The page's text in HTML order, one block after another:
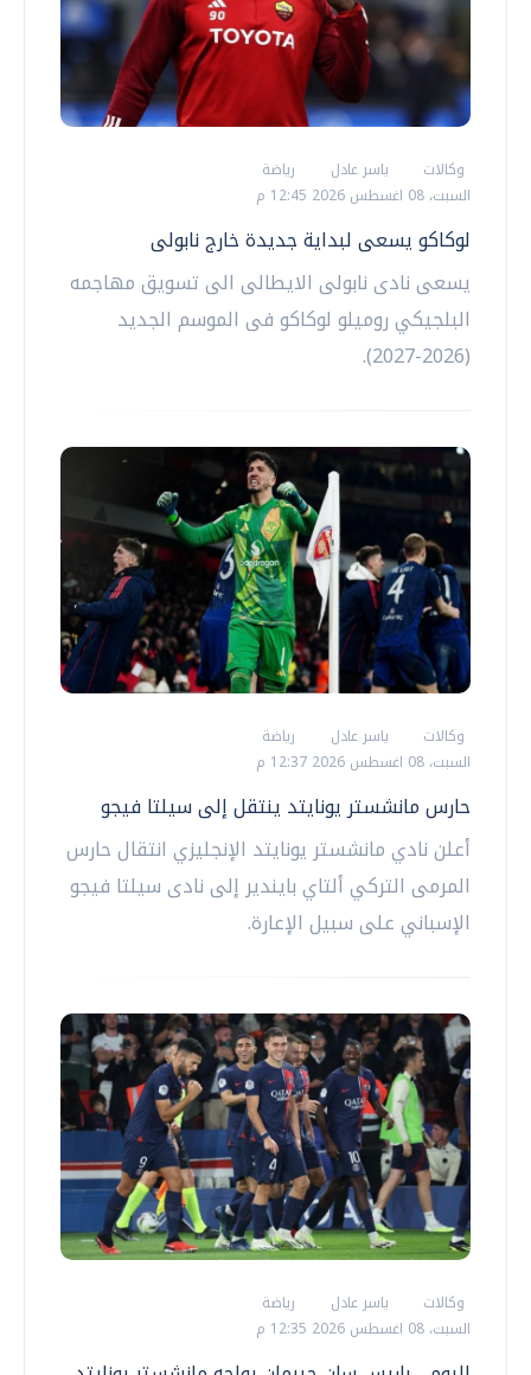
وكالات ياسر عادل
رياضة
السبت، 08 اغسطس 2026 12:45 م
لوكاكو يسعى لبداية جديدة خارج نابولى
يسعى نادى نابولى الايطالى الى تسويق مهاجمه
البلجيكي روميلو لوكاكو فى الموسم الجديد
(2026-2027).
وكالات ياسر عادل
رياضة
السبت، 08 اغسطس 2026 12:37 م
حارس مانشستر يونايتد ينتقل إلى سيلتا فيجو
أعلن نادي مانشستر يونايتد الإنجليزي انتقال حارس
المرمى التركي ألتاي بايندير إلى نادى سيلتا فيجو
الإسباني على سبيل الإعارة.
وكالات ياسر عادل
رياضة
السبت، 08 اغسطس 2026 12:35 م